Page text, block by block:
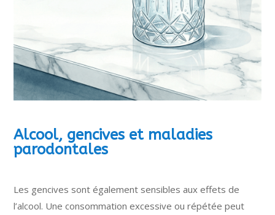
Alcool, gencives et maladies
parodontales
Les gencives sont également sensibles aux effets de
l’alcool. Une consommation excessive ou répétée peut